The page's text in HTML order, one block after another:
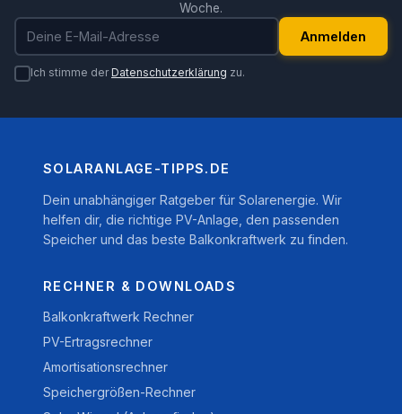
Woche.
E-Mail-Adresse
Anmelden
Ich stimme derDatenschutzerklärung zu.
SOLARANLAGE-TIPPS.DE
Dein unabhängiger Ratgeber für Solarenergie. Wir
helfen dir, die richtige PV-Anlage, den passenden
Speicher und das beste Balkonkraftwerk zu finden.
RECHNER & DOWNLOADS
Balkonkraftwerk Rechner
PV-Ertragsrechner
Amortisationsrechner
Speichergrößen-Rechner